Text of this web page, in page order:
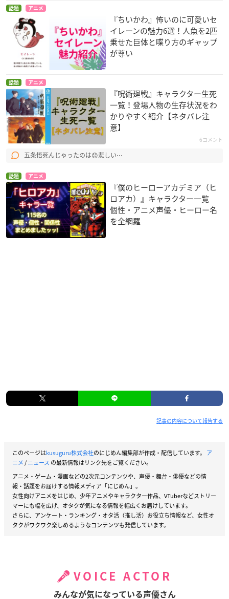
話題 アニメ
『ちいかわ』怖いのに可愛いセ
イレーンの魅力6選！人魚を2匹
乗せた巨体と喋り方のギャップ
が尊い
話題 アニメ
『呪術廻戦』キャラクター生死
一覧！登場人物の生存状況をわ
かりやすく紹介【ネタバレ注
意】
6コメント
五条悟死んじゃったのは😞悲しい⋯
話題 アニメ
『僕のヒーローアカデミア（ヒ
ロアカ）』キャラクター一覧
個性・アニメ声優・ヒーロー名
を全網羅
記事の内容について報告する
このページはkusuguru株式会社のにじめん編集部が作成・配信しています。 ア
ニメ/ニュース の最新情報はリンク先をご覧ください。
アニメ・ゲーム・漫画などの2次元コンテンツや、声優・舞台・俳優などの情
報・話題をお届けする情報メディア「にじめん」。
女性向けアニメをはじめ、少年アニメやキャラクター作品、VTuberなどストリー
マーにも幅を広げ、オタクが気になる情報を幅広くお届けしています。
さらに、アンケート・ランキング・オタ活（推し活）お役立ち情報など、女性オ
タクがワクワク楽しめるようなコンテンツも発信しています。
VOICE ACTOR
みんなが気になっている声優さん